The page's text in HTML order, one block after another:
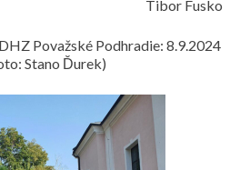
Tibor Fusko
Považské Podhradie: 8.9.2024
Stano Ďurek)